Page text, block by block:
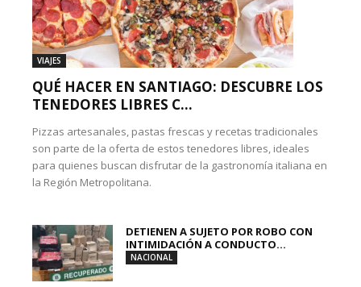
VIAJES
QUÉ HACER EN SANTIAGO: DESCUBRE LOS
TENEDORES LIBRES C...
Pizzas artesanales, pastas frescas y recetas tradicionales
son parte de la oferta de estos tenedores libres, ideales
para quienes buscan disfrutar de la gastronomía italiana en
la Región Metropolitana.
DETIENEN A SUJETO POR ROBO CON
INTIMIDACIÓN A CONDUCTO...
NACIONAL